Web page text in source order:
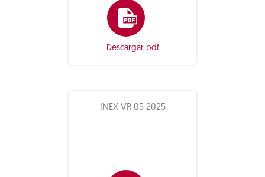
Descargar pdf
INEX-VR 05 2025